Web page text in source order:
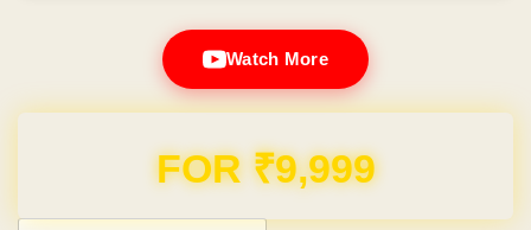
Watch More
Domain & Hosting FREE for 1 Year